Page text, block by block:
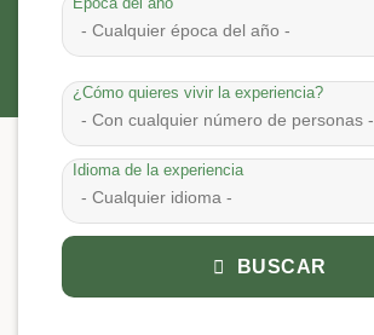
- Cualquier época del año -
¿Cómo quieres vivir la experiencia?
- Con cualquier número de personas -
Idioma de la experiencia
- Cualquier idioma -
BUSCAR